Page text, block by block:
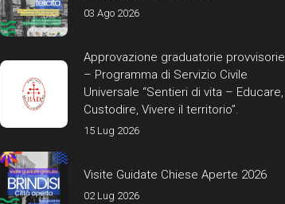
03 Ago 2026
Approvazione graduatorie provvisorie
– Programma di Servizio Civile
Universale “Sentieri di vita – Educare,
Custodire, Vivere il territorio”.
15 Lug 2026
Visite Guidate Chiese Aperte 2026
02 Lug 2026